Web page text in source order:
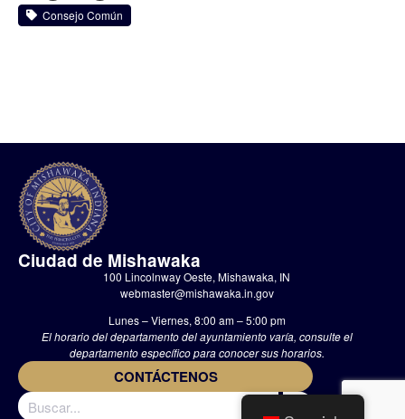
Consejo Común
Ciudad de Mishawaka
100 Lincolnway Oeste, Mishawaka, IN
webmaster@mishawaka.in.gov
Lunes – Viernes, 8:00 am – 5:00 pm
El horario del departamento del ayuntamiento varía, consulte el
departamento específico para conocer sus horarios.
CONTÁCTENOS